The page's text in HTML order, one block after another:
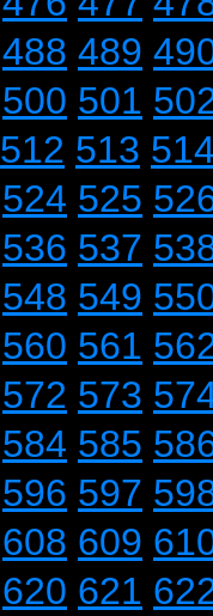
488 489
500 501
512 513
524 525
536 537
548 549
560 561
572 573
584 585
596 597
608 609
620 621